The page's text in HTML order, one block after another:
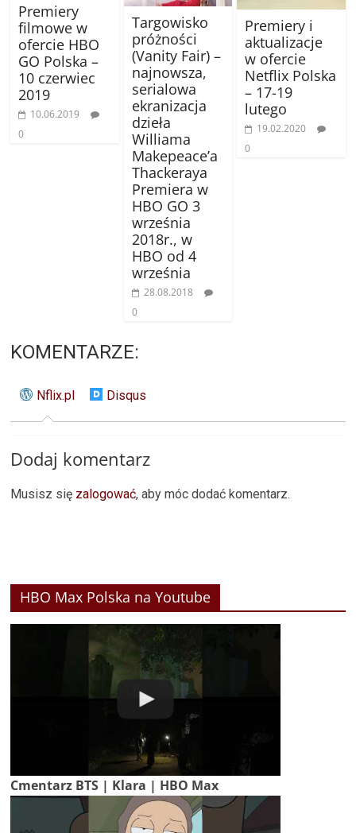
Premiery
filmowe w
ofercie HBO
GO Polska –
10 czerwiec
2019
10.06.2019
0
Targowisko
próżności
(Vanity Fair) –
najnowsza,
serialowa
ekranizacja
dzieła
Williama
Makepeace’a
Thackeraya
Premiera w
HBO GO 3
września
2018r., w
HBO od 4
września
28.08.2018
0
Premiery i
aktualizacje
w ofercie
Netflix Polska
– 17-19
lutego
19.02.2020
0
KOMENTARZE:
Nflix.pl Disqus
Dodaj komentarz
Musisz się zalogować, aby móc dodać komentarz.
HBO Max Polska na Youtube
Cmentarz BTS | Klara | HBO Max